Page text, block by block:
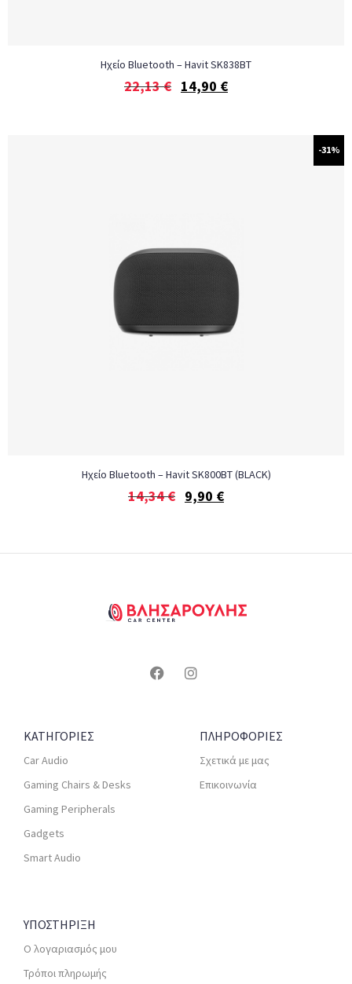
Ηχείο Bluetooth – Havit SK838BT
22,13€ 14,90 €
-31%
Ηχείο Bluetooth – Havit SK800BT (BLACK)
14,34€ 9,90 €
ΚΑΤΗΓΟΡΙΕΣ
Car Audio
Gaming Chairs & Desks
Gaming Peripherals
Gadgets
Smart Audio
ΠΛΗΡΟΦΟΡΙΕΣ
Σχετικά με μας
Επικοινωνία
ΥΠΟΣΤΗΡΙΞΗ
Ο λογαριασμός μου
Τρόποι πληρωμής